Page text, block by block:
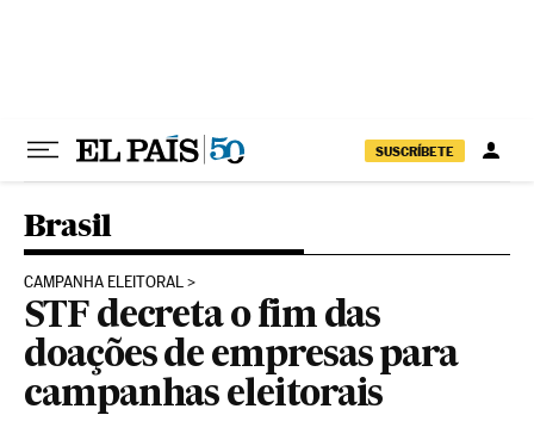
SUSCRÍBETE
Brasil
CAMPANHA ELEITORAL
STF decreta o fim das
doações de empresas para
campanhas eleitorais